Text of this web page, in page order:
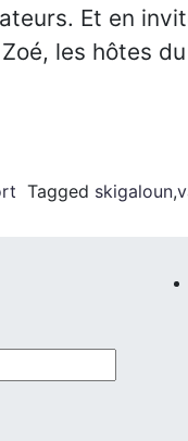
Et en
les hôtes
Tagged skigaloun,